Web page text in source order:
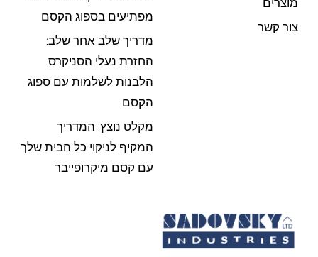
מוצרים
צור קשר
מפתיעים בספוג הקסם
מדריך שלב אחר שלב:
החזרת נעלי הסניקרס
הלבנות לשלמות עם ספוג
הקסם
מקלט נוצץ: המדריך
המקיף לניקוי כל הבית שלך
עם קסם מיקרופייבר